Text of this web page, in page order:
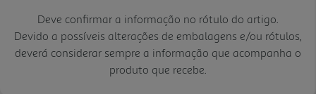
Deve confirmar a informação no rótulo do artigo.
Devido a possíveis alterações de embalagens e/ou rótulos,
deverá considerar sempre a informação que acompanha o
produto que recebe.